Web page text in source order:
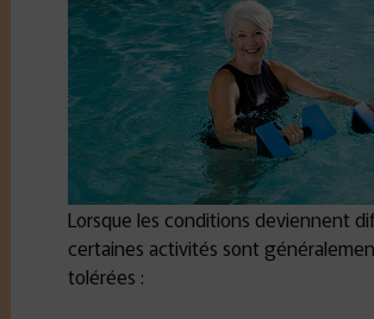
Lorsque les conditions deviennent
certaines activités sont
tolérées :